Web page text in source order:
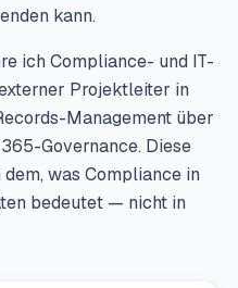
kann.
ich Compliance- und IT-
Projektleiter in
Management über
Governance. Diese
was Compliance in
bedeutet — nicht in